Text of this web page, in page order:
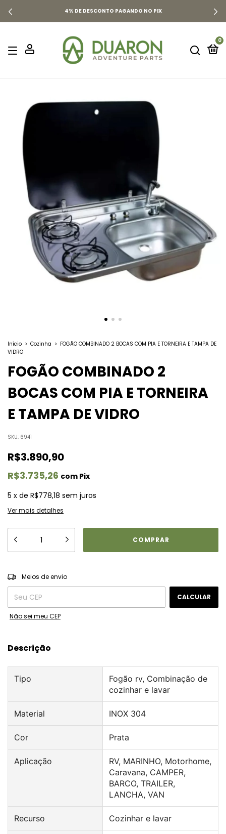
4% DE DESCONTO PAGANDO NO PIX
0
Início > Cozinha > FOGÃO COMBINADO 2 BOCAS COM PIA E TORNEIRA E TAMPA DE
VIDRO
FOGÃO COMBINADO 2
BOCAS COM PIA E TORNEIRA
E TAMPA DE VIDRO
SKU: 6941
R$3.890,90
R$3.735,26 com Pix
5 x de R$778,18 sem juros
Ver mais detalhes
Entregas para o CEP:
Meios de envio
CALCULAR
Não sei meu CEP
Descrição
Tipo
Fogão rv, Combinação de
cozinhar e lavar
Material INOX 304
Cor Prata
Aplicação
RV, MARINHO, Motorhome,
Caravana, CAMPER,
BARCO, TRAILER,
LANCHA, VAN
Recurso Cozinhar e lavar